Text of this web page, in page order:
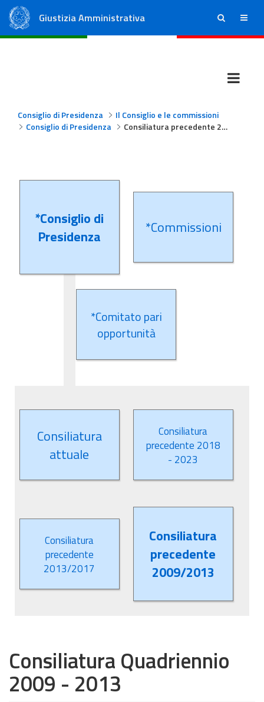
Giustizia Amministrativa ricerca menu
Consiglio di Presidenza
Il Consiglio e le commissioni
Consiglio di Presidenza
Consiliatura precedente 2009/2013
*Consiglio di
Presidenza
Consiliatura
attuale
Consiliatura
precedente 2018
- 2023
Consiliatura
precedente
2013/2017
Consiliatura
precedente
2009/2013
*Commissioni
*Comitato pari
opportunità
Consiliatura Quadriennio
2009 - 2013